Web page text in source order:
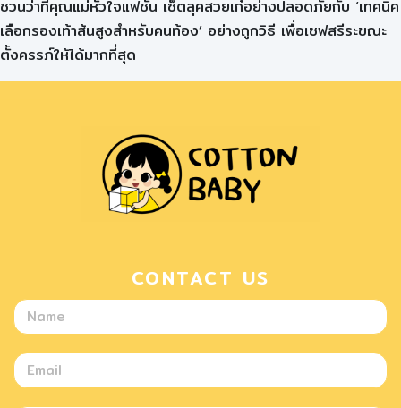
ชวนว่าที่คุณแม่หัวใจแฟชั่น เซ็ตลุคสวยเก๋อย่างปลอดภัยกับ ‘เทคนิค
เลือกรองเท้าส้นสูงสำหรับคนท้อง’ อย่างถูกวิธี เพื่อเซฟสรีระขณะ
ตั้งครรภ์ให้ได้มากที่สุด
CONTACT US